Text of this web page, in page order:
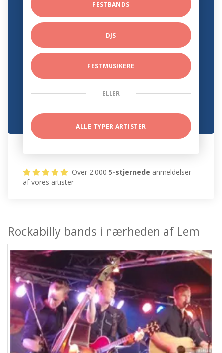
FESTBANDS
DJS
FESTMUSIKERE
ELLER
ALLE TYPER ARTISTER
Over 2.0005-stjernede anmeldelser
af vores artister
Rockabilly bands i nærheden af Lem